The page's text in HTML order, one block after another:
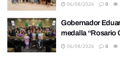
06/08/2026 0
Gobernador
medalla “Rosario
06/08/2026 0